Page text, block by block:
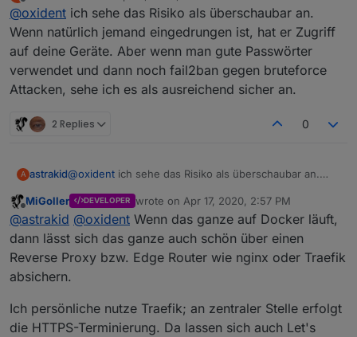
des Kennworts?
Ich meine, wenn man nur dediziert die Ports der
Admin- und Web-Instanz freigibt, HTTPS nutzt und die
Kennwörter sicher sind, dann sollte doch eigentlich
nichts passieren ... es sei denn, bei der
Implementierung des Webservers ist irgendwo ein Bug
freizugeben.Sobald ich aber auch den Admin-Port
durchleite, lande ich komischerweise auf beiden Ports
immer nur noch auf der Admin-Seite (und kann daher
nicht mehr auf die Vis-Seite zugreifen).Das wollte ich
eigentlich weiter ausbauen ... bis ich diesen Thread
hier gefunden habe ;-)
Offline
@oxident ich sehe das Risiko als überschaubar an.
Wenn natürlich jemand eingedrungen ist, hat er Zugriff
auf deine Geräte. Aber wenn man gute Passwörter
verwendet und dann noch fail2ban gegen bruteforce
Attacken, sehe ich es als ausreichend sicher an.
2 Replies 0
A astrakid@oxident ich sehe das Risiko als überschaubar an.
auf deine Geräte. Aber wenn man gute Passwörter
verwendet und dann noch fail2ban gegen bruteforce
Attacken, sehe ich es als ausreichend sicher an.
Offline
MiGoller DEVELOPER wrote on Apr 17, 2020, 2:57 PM
last edited by
@astrakid @oxident Wenn das ganze auf Docker läuft,
dann lässt sich das ganze auch schön über einen
Reverse Proxy bzw. Edge Router wie nginx oder Traefik
absichern.
Ich persönliche nutze Traefik; an zentraler Stelle erfolgt
die HTTPS-Terminierung. Da lassen sich auch Let's